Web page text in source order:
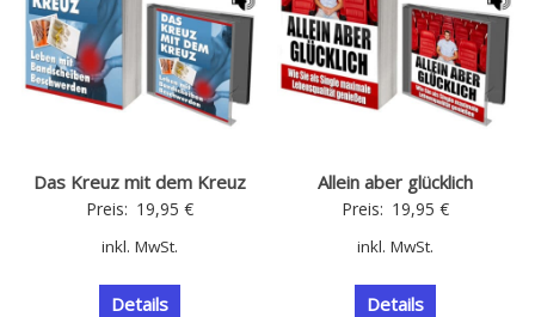
Das Kreuz mit dem Kreuz
Preis: 19,95 €
inkl. MwSt.
Details
Allein aber glücklich
Preis: 19,95€
inkl. MwSt.
Details